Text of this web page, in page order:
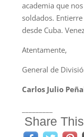
academia que
soldados.
desde Cuba.
Atentamente,
General de
Carlos Julio
Share